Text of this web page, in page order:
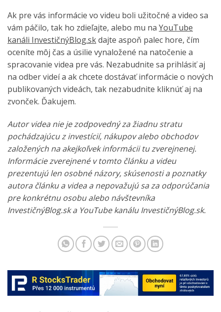
Ak pre vás informácie vo videu boli užitočné a video sa
vám páčilo, tak ho zdieľajte, alebo mu na YouTube
kanáli InvestičnýBlog.skdajte aspoň palec hore, čím
oceníte môj čas a úsilie vynaložené na natočenie a
spracovanie videa pre vás. Nezabudnite sa prihlásiť aj
na odber videí a ak chcete dostávať informácie o nových
publikovaných videách, tak nezabudnite kliknúť aj na
zvonček. Ďakujem.
Autor videa nie je zodpovedný za žiadnu stratu
pochádzajúcu z investícií, nákupov alebo obchodov
založených na akejkoľvek informácii tu zverejnenej.
Informácie zverejnené v tomto článku a videu
prezentujú len osobné názory, skúsenosti a poznatky
autora článku a videa a nepovažujú sa za odporúčania
pre konkrétnu osobu alebo návštevníka
InvestičnýBlog.sk a YouTube kanálu InvestičnýBlog.sk.